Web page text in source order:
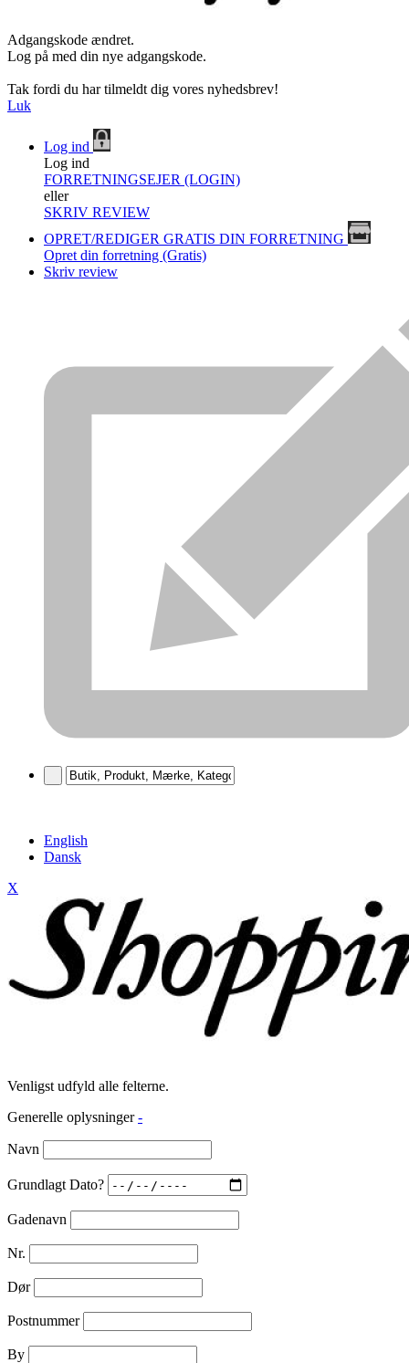
Adgangskode ændret.
Log på med din nye adgangskode.
Tak fordi du har tilmeldt dig vores nyhedsbrev!
Luk
Log ind
Log ind
FORRETNINGSEJER (LOGIN)
eller
SKRIV REVIEW
OPRET/REDIGER GRATIS DIN FORRETNING
Opret din forretning (Gratis)
Skriv review
English
Dansk
X
Venligst udfyld alle felterne.
Generelle oplysninger -
Navn
Grundlagt Dato?
Gadenavn
Nr.
Dør
Postnummer
By